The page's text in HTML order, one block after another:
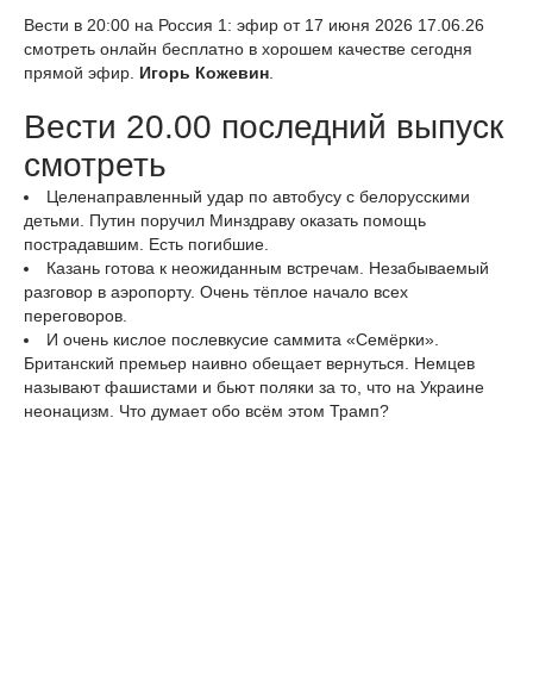
Вести в 20:00 на Россия 1: эфир от 17 июня 2026 17.06.26
смотреть онлайн бесплатно в хорошем качестве сегодня
прямой эфир. Игорь Кожевин.
Вести 20.00 последний выпуск
смотреть
Целенаправленный удар по автобусу с белорусскими
детьми. Путин поручил Минздраву оказать помощь
пострадавшим. Есть погибшие.
Казань готова к неожиданным встречам. Незабываемый
разговор в аэропорту. Очень тёплое начало всех
переговоров.
И очень кислое послевкусие саммита «Семёрки».
Британский премьер наивно обещает вернуться. Немцев
называют фашистами и бьют поляки за то, что на Украине
неонацизм. Что думает обо всём этом Трамп?